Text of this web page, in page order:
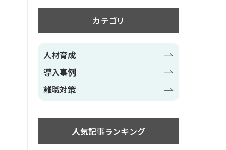
カテゴリ
人材育成
導入事例
離職対策
人気記事ランキング